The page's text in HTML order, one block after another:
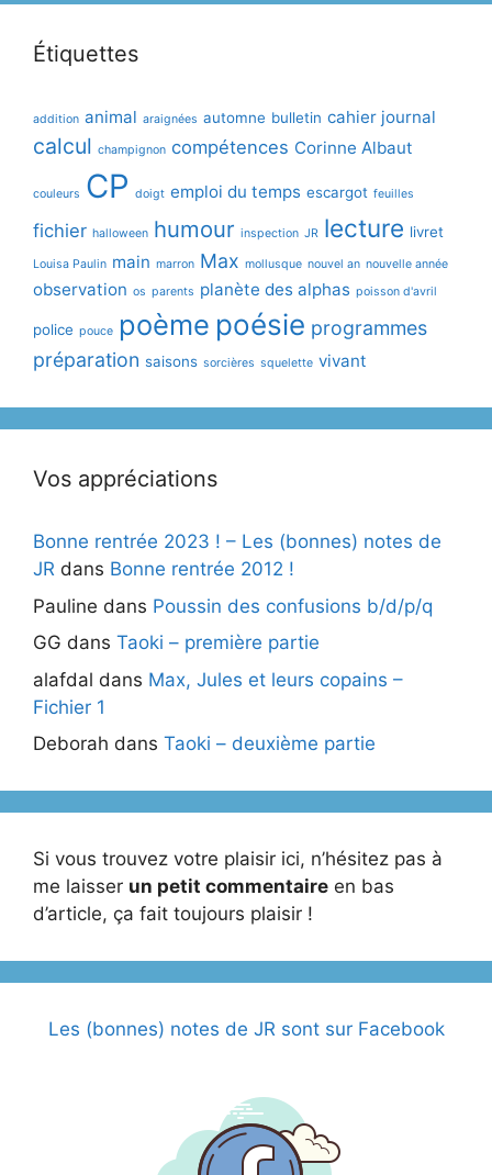
Étiquettes
addition animal araignées automne bulletin cahier journal
calcul champignon compétences Corinne Albaut
couleurs CP doigt emploi du temps escargot feuilles
fichier halloween humour inspection JR lecture livret
Louisa Paulin main marron Max mollusque nouvel an nouvelle année
observation os parents planète des alphas poisson d'avril
police pouce poème poésie programmes
préparation saisons sorcières squelette vivant
Vos appréciations
Bonne rentrée 2023 ! – Les (bonnes) notes de
JR dans Bonne rentrée 2012 !
Pauline dans Poussin des confusions b/d/p/q
GG dans Taoki – première partie
alafdal dans Max, Jules et leurs copains –
Fichier 1
Deborah dans Taoki – deuxième partie
Si vous trouvez votre plaisir ici, n’hésitez pas à
me laisser un petit commentaire en bas
d’article, ça fait toujours plaisir !
Les (bonnes) notes de JR sont sur Facebook